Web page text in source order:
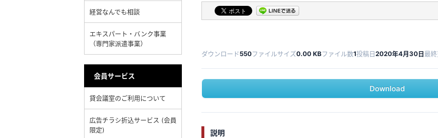
ダウンロード550ファイルサイズ0.00 KBファイル数1投稿日2020年4月30日最
Download
説明
経営なんでも相談
エキスパート・バンク事業
（専門家派遣事業）
会員サービス
貸会議室のご利用について
広告チラシ折込サービス (会員
限定)